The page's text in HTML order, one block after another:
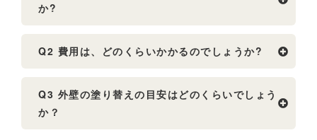
か?
Q2 費用は、どのくらいかかるのでしょうか?
Q3 外壁の塗り替えの目安はどのくらいでしょう
か？